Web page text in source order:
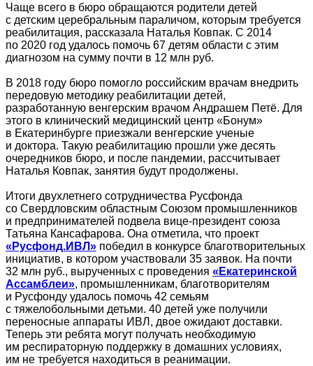
Чаще всего в бюро обращаются родители детей
с детским церебральным параличом, которым требуется
реабилитация, рассказала Наталья Ковпак. С 2014
по 2020 год удалось помочь 67 детям области с этим
диагнозом на сумму почти в 12 млн руб.
В 2018 году бюро помогло российским врачам внедрить
передовую методику реабилитации детей,
разработанную венгерским врачом Андрашем Петё. Для
этого в клинический медицинский центр «Бонум»
в Екатеринбурге приезжали венгерские ученые
и доктора. Такую реабилитацию прошли уже десять
очередников бюро, и после пандемии, рассчитывает
Наталья Ковпак, занятия будут продолжены.
Итоги двухлетнего сотрудничества Русфонда
со Свердловским областным Союзом промышленников
и предпринимателей подвела вице-президент союза
Татьяна Кансафарова. Она отметила, что проект
«Русфонд.ИВЛ» победил в конкурсе благотворительных
инициатив, в котором участвовали 35 заявок. На почти
32 млн руб., вырученных с проведения «Екатеринской
Ассамблеи», промышленникам, благотворителям
и Русфонду удалось помочь 42 семьям
с тяжелобольными детьми. 40 детей уже получили
переносные аппараты ИВЛ, двое ожидают доставки.
Теперь эти ребята могут получать необходимую
им респираторную поддержку в домашних условиях,
им не требуется находиться в реанимации.